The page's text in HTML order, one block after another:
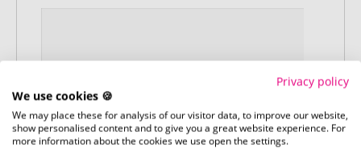
Privacy policy
We use cookies 🍪
We may place these for analysis of our visitor data, to improve our website,
show personalised content and to give you a great website experience. For
more information about the cookies we use open the settings.